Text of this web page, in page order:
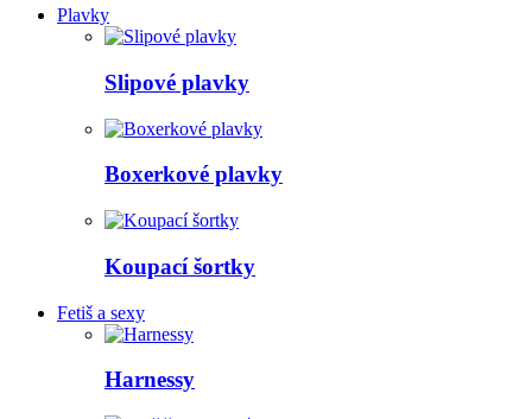
Plavky
Slipové plavky
Boxerkové plavky
Koupací šortky
Fetiš a sexy
Harnessy